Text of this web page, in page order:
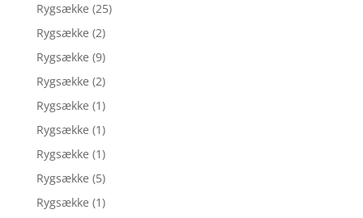
Rygsække (25)
Rygsække (2)
Rygsække (9)
Rygsække (2)
Rygsække (1)
Rygsække (1)
Rygsække (1)
Rygsække (5)
Rygsække (1)